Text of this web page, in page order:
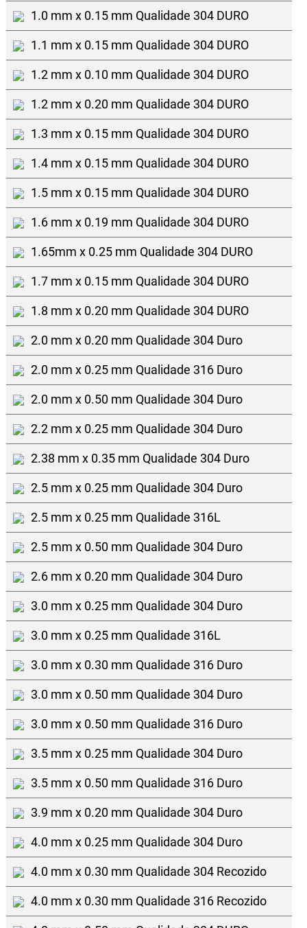
1.0 mm x 0.15 mm Qualidade 304 DURO
1.1 mm x 0.15 mm Qualidade 304 DURO
1.2 mm x 0.10 mm Qualidade 304 DURO
1.2 mm x 0.20 mm Qualidade 304 DURO
1.3 mm x 0.15 mm Qualidade 304 DURO
1.4 mm x 0.15 mm Qualidade 304 DURO
1.5 mm x 0.15 mm Qualidade 304 DURO
1.6 mm x 0.19 mm Qualidade 304 DURO
1.65mm x 0.25 mm Qualidade 304 DURO
1.7 mm x 0.15 mm Qualidade 304 DURO
1.8 mm x 0.20 mm Qualidade 304 DURO
2.0 mm x 0.20 mm Qualidade 304 Duro
2.0 mm x 0.25 mm Qualidade 316 Duro
2.0 mm x 0.50 mm Qualidade 304 Duro
2.2 mm x 0.25 mm Qualidade 304 Duro
2.38 mm x 0.35 mm Qualidade 304 Duro
2.5 mm x 0.25 mm Qualidade 304 Duro
2.5 mm x 0.25 mm Qualidade 316L
2.5 mm x 0.50 mm Qualidade 304 Duro
2.6 mm x 0.20 mm Qualidade 304 Duro
3.0 mm x 0.25 mm Qualidade 304 Duro
3.0 mm x 0.25 mm Qualidade 316L
3.0 mm x 0.30 mm Qualidade 316 Duro
3.0 mm x 0.50 mm Qualidade 304 Duro
3.0 mm x 0.50 mm Qualidade 316 Duro
3.5 mm x 0.25 mm Qualidade 304 Duro
3.5 mm x 0.50 mm Qualidade 316 Duro
3.9 mm x 0.20 mm Qualidade 304 Duro
4.0 mm x 0.25 mm Qualidade 304 Duro
4.0 mm x 0.30 mm Qualidade 304 Recozido
4.0 mm x 0.30 mm Qualidade 316 Recozido